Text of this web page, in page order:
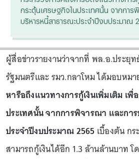
กระตุ้นเศรษฐกิจในประเทศนั้น จากการ
บริหารหนี้สาธารณะประจำปีงบประมาณ
ผู้สื่อข่าวรายงานว่าจากที่ พล.อ.ประยุ
รัฐมนตรีและ รมว.กลาโหม ได้มอบหม
หารือถึงแนวทางการกู้เงินเพิ่มเติม เพื่
ประเทศนั้น จากการพิจารณา และกา
ประจำปีงบประมาณ 2565 เบื้องต้น ก
สามารถกู้เงินได้อีก 1.3 ล้านล้านบาท